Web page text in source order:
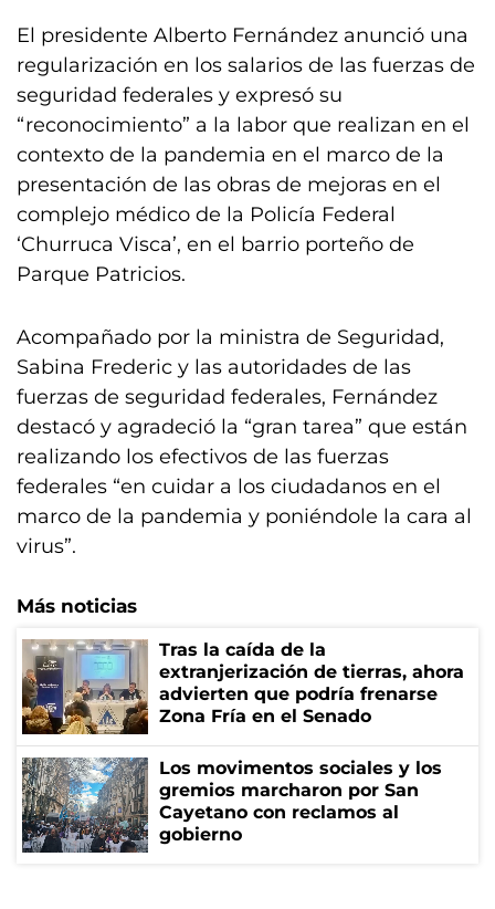
El presidente Alberto Fernández anunció una
regularización en los salarios de las fuerzas de
seguridad federales y expresó su
“reconocimiento” a la labor que realizan en el
contexto de la pandemia en el marco de la
presentación de las obras de mejoras en el
complejo médico de la Policía Federal
‘Churruca Visca’, en el barrio porteño de
Parque Patricios.
Acompañado por la ministra de Seguridad,
Sabina Frederic y las autoridades de las
fuerzas de seguridad federales, Fernández
destacó y agradeció la “gran tarea” que están
realizando los efectivos de las fuerzas
federales “en cuidar a los ciudadanos en el
marco de la pandemia y poniéndole la cara al
virus”.
Más noticias
Tras la caída de la
extranjerización de tierras, ahora
advierten que podría frenarse
Zona Fría en el Senado
Los movimentos sociales y los
gremios marcharon por San
Cayetano con reclamos al
gobierno